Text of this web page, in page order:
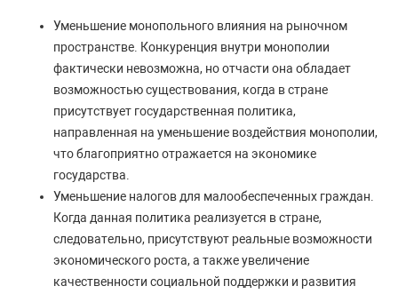
Уменьшение монопольного влияния на рыночном
пространстве. Конкуренция внутри монополии
фактически невозможна, но отчасти она обладает
возможностью существования, когда в стране
присутствует государственная политика,
направленная на уменьшение воздействия монополии,
что благоприятно отражается на экономике
государства.
Уменьшение налогов для малообеспеченных граждан.
Когда данная политика реализуется в стране,
следовательно, присутствуют реальные возможности
экономического роста, а также увеличение
качественности социальной поддержки и развития